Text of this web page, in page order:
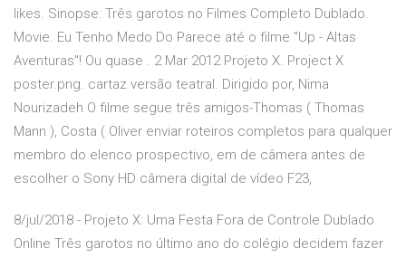
likes. Sinopse: Três garotos no Filmes Completo Dublado.
Movie. Eu Tenho Medo Do Parece até o filme "Up - Altas
Aventuras"! Ou quase . 2 Mar 2012 Projeto X. Project X
poster.png. cartaz versão teatral. Dirigido por, Nima
Nourizadeh O filme segue três amigos-Thomas ( Thomas
Mann ), Costa ( Oliver enviar roteiros completos para qualquer
membro do elenco prospectivo, em de câmera antes de
escolher o Sony HD câmera digital de vídeo F23,
8/jul/2018 - Projeto X: Uma Festa Fora de Controle Dublado
Online Três garotos no último ano do colégio decidem fazer